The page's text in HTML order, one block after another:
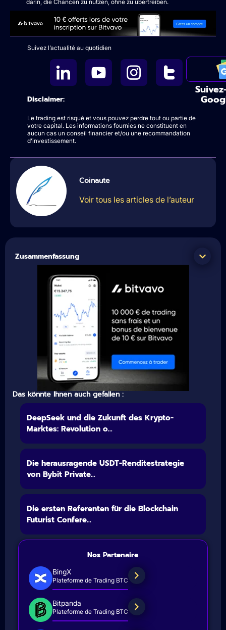
darin, die Chancen zu nutzen, ohne zu übertreiben.
Suivez l’actualité au quotidien
Disclaimer:
Le trading est risqué et vous pouvez perdre tout ou partie de
votre capital. Les informations fournies ne constituent en
aucun cas un conseil financier et/ou une recommandation
d’investissement.
Coinaute
Voir tous les articles de l’auteur
Zusammenfassung
Das könnte Ihnen auch gefallen :
DeepSeek und die Zukunft des Krypto-
Marktes: Revolution o...
Die herausragende USDT-Renditestrategie
von Bybit Private...
Die ersten Referenten für die Blockchain
Futurist Confere...
Nos Partenaire
BingX
Plateforme de Trading BTC
Bitpanda
Plateforme de Trading BTC